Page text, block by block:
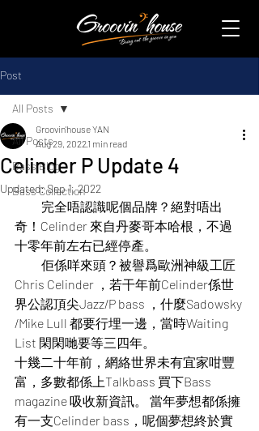
Post
All Posts
Bass Blog
Bass Collection
All Posts
Celinder P Update 4
Groovin'house YAN
Aug 29, 20221 min read
Updated:Sep 1, 2022
奇！Celinder 來自丹麥哥本哈根，不過
十零年前左右已經停產。
Chris Celinder ，若干年前Celinder係世
界公認頂尖Jazz/P bass ，什麼Sadowsky
/Mike Lull 都要行埋一邊，當時Waiting
List 閑閑哋要等三四年。
十幾二十年前，網絡世界未有宜家咁豐
富，多數都係上Talkbass 買下Bass
magazine 吸收新資訊。 當年夢想都係擁
有一支Celinder bass，呢個夢想終於實